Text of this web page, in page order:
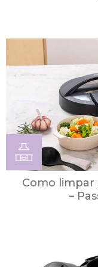
Como limpar
–